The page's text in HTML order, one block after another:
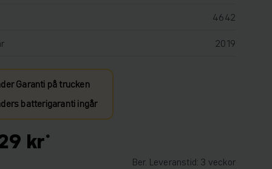
4642
2019
Garanti på trucken
batterigaranti ingår
kr
Ber. Leveranstid: 3 veckor